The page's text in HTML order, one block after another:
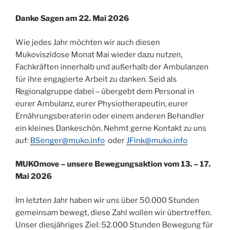
Danke Sagen am 22. Mai 2026
Wie jedes Jahr möchten wir auch diesen
Mukoviszidose Monat Mai wieder dazu nutzen,
Fachkräften innerhalb und außerhalb der Ambulanzen
für ihre engagierte Arbeit zu danken. Seid als
Regionalgruppe dabei – übergebt dem Personal in
eurer Ambulanz, eurer Physiotherapeutin, eurer
Ernährungsberaterin oder einem anderen Behandler
ein kleines Dankeschön. Nehmt gerne Kontakt zu uns
auf: BSenger@muko.info oderJFink@muko.info
MUKOmove – unsere Bewegungsaktion vom 13. – 17.
Mai 2026
Im letzten Jahr haben wir uns über 50.000 Stunden
gemeinsam bewegt, diese Zahl wollen wir übertreffen.
Unser diesjähriges Ziel: 52.000 Stunden Bewegung für